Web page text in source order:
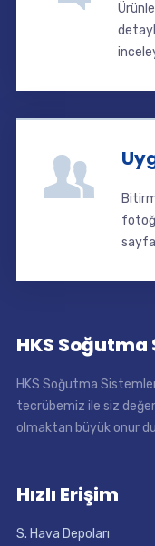
HKS
HKS Soğutma
tecrübemiz ile siz
olmaktan büyük onur
Hızlı Erişim
S. Hava Depoları